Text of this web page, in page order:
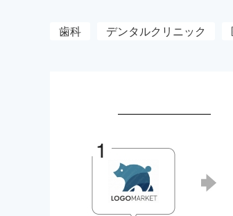
歯科 デンタルクリニック